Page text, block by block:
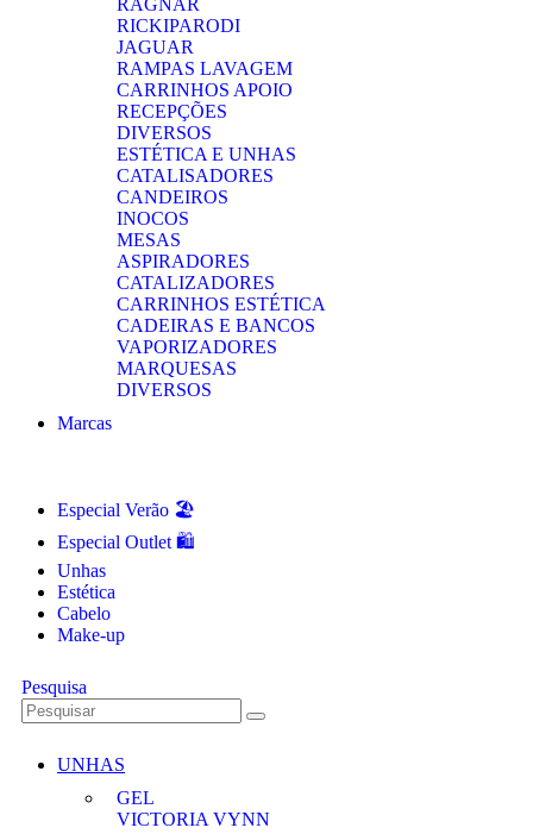
RICKIPARODI
JAGUAR
RAMPAS LAVAGEM
CARRINHOS APOIO
RECEPÇÕES
DIVERSOS
ESTÉTICA E UNHAS
CATALISADORES
CANDEIROS
INOCOS
MESAS
ASPIRADORES
CATALIZADORES
CARRINHOS ESTÉTICA
CADEIRAS E BANCOS
VAPORIZADORES
MARQUESAS
DIVERSOS
Marcas
Especial Verão 🏖️
Especial Outlet 🛍️
Unhas
Estética
Cabelo
Make-up
Pesquisa
UNHAS
GEL
VICTORIA VYNN